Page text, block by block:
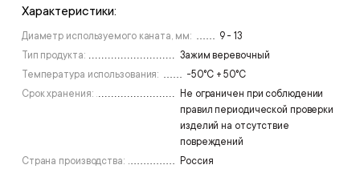
Характеристики:
Диаметр используемого каната, мм:
9 - 13
Тип продукта:
Зажим веревочный
Температура использования:
-50°C + 50°C
Срок хранения:
Не ограничен при соблюдении
правил периодической проверки
изделий на отсутствие
повреждений
Страна производства:
Россия